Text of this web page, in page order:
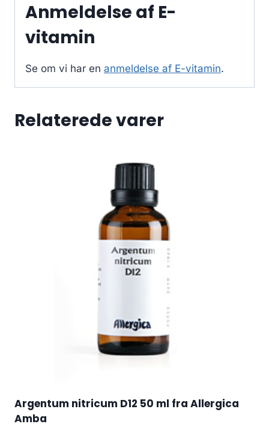
Anmeldelse af E-
vitamin
Se om vi har en anmeldelse af E-vitamin.
Relaterede varer
Argentum nitricum D12 50 ml fra Allergica
Amba